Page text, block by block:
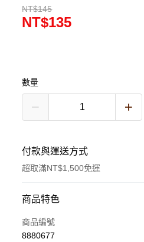
NT$145
NT$135
數量
付款與運送方式
超取滿NT$1,500免運
付款方式
信用卡一次付款
商品特色
商品編號
8880677